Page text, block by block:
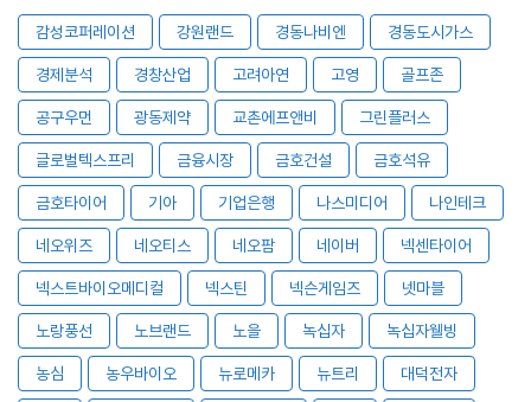
감성코퍼레이션 강원랜드 경동나비엔 경동도시가스
경제분석 경창산업 고려아연 고영 골프존
공구우먼 광동제약 교촌에프앤비 그린플러스
글로벌텍스프리 금융시장 금호건설 금호석유
금호타이어 기아 기업은행 나스미디어 나인테크
네오위즈 네오티스 네오팜 네이버 넥센타이어
넥스트바이오메디컬 넥스틴 넥슨게임즈 넷마블
노랑풍선 노브랜드 노을 녹십자 녹십자웰빙
농심 농우바이오 뉴로메카 뉴트리 대덕전자